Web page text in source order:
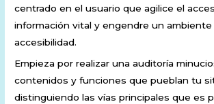
centrado en el usuario que agilice el
información vital y engendre un
accesibilidad.
Empieza por realizar una auditoría
contenidos y funciones que pueblan tu
distinguiendo las vías principales que es